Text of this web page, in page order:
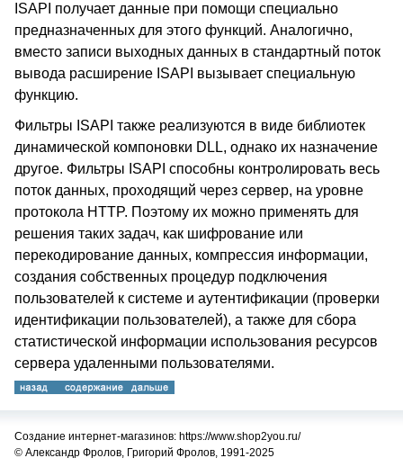
ISAPI получает данные при помощи специально
предназначенных для этого функций. Аналогично,
вместо записи выходных данных в стандартный поток
вывода расширение ISAPI вызывает специальную
функцию.
Фильтры ISAPI также реализуются в виде библиотек
динамической компоновки DLL, однако их назначение
другое. Фильтры ISAPI способны контролировать весь
поток данных, проходящий через сервер, на уровне
протокола HTTP. Поэтому их можно применять для
решения таких задач, как шифрование или
перекодирование данных, компрессия информации,
создания собственных процедур подключения
пользователей к системе и аутентификации (проверки
идентификации пользователей), а также для сбора
статистической информации использования ресурсов
сервера удаленными пользователями.
Создание интернет-магазинов: https://www.shop2you.ru/
© Александр Фролов, Григорий Фролов, 1991-2025